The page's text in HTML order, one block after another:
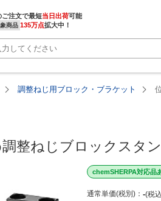
ご注文で最短当日出荷
商品 135万点拡大中！
調整ねじ用ブロック・ブラケット
整ねじブロックスタ
chemSHERPA対応品
通常単価(税別) - 税